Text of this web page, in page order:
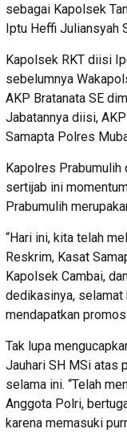
sebagai Kapolsek
Iptu Heffi Juliansyah
Kapolsek RKT diisi
sebelumnya
AKP Bratanata SE
Jabatannya diisi,
Samapta Polres
Kapolres Prabumulih
sertijab ini
Prabumulih
“Hari ini, kita telah
Reskrim, Kasat
Kapolsek Cambai,
dedikasinya,
mendapatkan
Tak lupa
Jauhari SH MSi atas
selama ini. “Telah
Anggota Polri,
karena memasuki